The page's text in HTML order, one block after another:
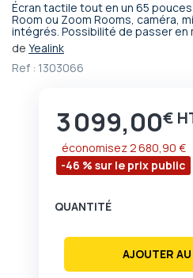
Écran tactile tout en un 65
Room ou Zoom Rooms, caméra,
intégrés. Possibilité de passer en
de Yealink
Ref : 1303066
Prix
3 099,00€
-46 % sur le prix public
économisez2 680,90 €
QUANTITÉ
AJOUTER AU
Passer
au
début
de
d’images